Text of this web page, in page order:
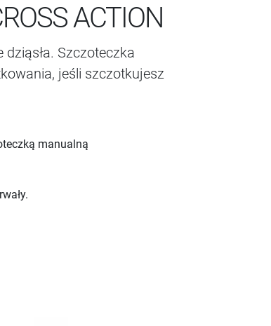
ACTION
Szczoteczka
jeśli szczotkujesz
manualną